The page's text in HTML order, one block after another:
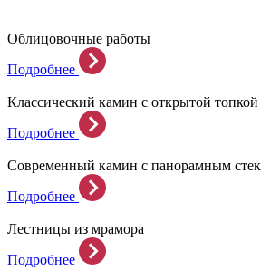
Облицовочные работы
Подробнее
Классический камин с открытой топкой
Подробнее
Современный камин с панорамным
Подробнее
Лестницы из мрамора
Подробнее